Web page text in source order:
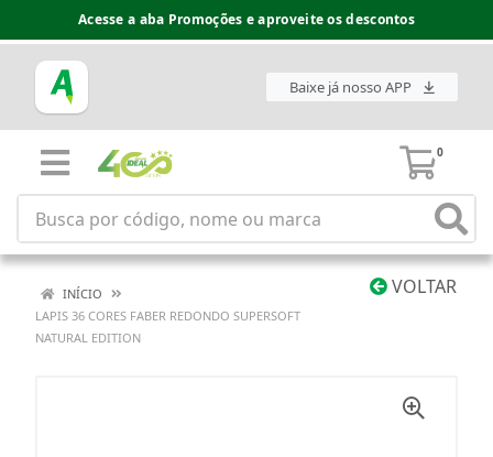
Acesse a aba Promoções e aproveite os descontos
Baixe já nosso APP
0
VOLTAR
INÍCIO
LAPIS 36 CORES FABER REDONDO SUPERSOFT
NATURAL EDITION